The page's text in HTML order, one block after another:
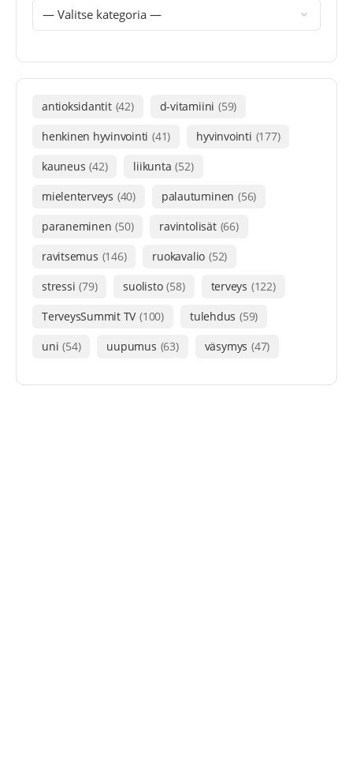
antioksidantit (42) d-vitamiini (59)
henkinen hyvinvointi (41) hyvinvointi (177)
kauneus (42) liikunta (52)
mielenterveys (40) palautuminen (56)
paraneminen (50) ravintolisät (66)
ravitsemus (146) ruokavalio (52)
stressi (79) suolisto (58) terveys (122)
TerveysSummit TV (100) tulehdus (59)
uni (54) uupumus (63) väsymys (47)